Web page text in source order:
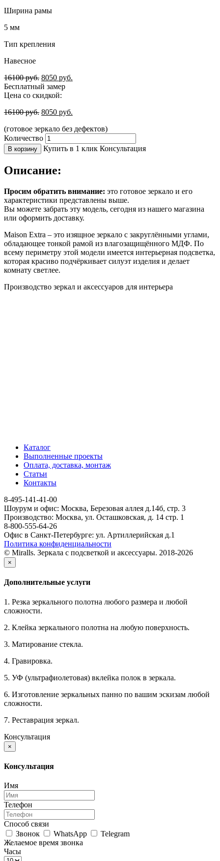
Ширина рамы
5 мм
Тип крепления
Навесное
16100руб. 8050 руб.
Бесплатный замер
Цена со скидкой:
16100руб. 8050 руб.
(готовое зеркало без дефектов)
Количество
В корзину Купить в 1 клик Консультация
Описание:
Просим обратить внимание: это готовое зеркало и его
характеристики представлены выше.
Вы можете забрать эту модель, сегодня из нашего магазина
или оформить доставку.
Maison Extra – это изящное зеркало с закруглёнными углами,
обладающее тонкой рамой из влагозащищённого МДФ. По
всему периметру этой модели имеется интерьерная подсветка,
которая красиво подчёркивает силуэт изделия и делает
комнату светлее.
Производство зеркал и аксессуаров для интерьера
Каталог
Выполненные проекты
Оплата, доставка, монтаж
Статьи
Контакты
8-495-141-41-00
Шоурум и офис: Москва, Березовая аллея д.14б, стр. 3
Производство: Москва, ул. Осташковская, д. 14 стр. 1
8-800-555-64-26
Офис в Санкт-Петербурге: ул. Артиллерийская д.1
Политика конфиденциальности
© Miralls. Зеркала с подсветкой и аксессуары. 2018-2026
×
Дополнительные услуги
1. Резка зеркального полотна любого размера и любой
сложности.
2. Клейка зеркального полотна на любую поверхность.
3. Матирование стекла.
4. Гравировка.
5. УФ (ультрафиолетовая) вклейка полок в зеркала.
6. Изготовление зеркальных панно по вашим эскизам любой
сложности.
7. Реставрация зеркал.
Консультация
×
Консультация
Имя
Телефон
Способ связи
Звонок
WhatsApp
Telegram
Желаемое время звонка
Часы